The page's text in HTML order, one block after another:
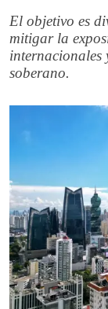
El objetivo es
mitigar la
internacionales
soberano.